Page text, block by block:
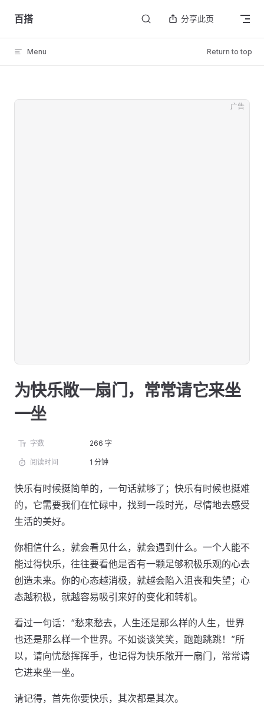
Skip to content
百搭 分享此页
Menu Return to top
广告
为快乐敞一扇门，常常请它来坐
一坐
字数 266 字
阅读时间 1 分钟
快乐有时候挺简单的，一句话就够了；快乐有时候也挺难
的，它需要我们在忙碌中，找到一段时光，尽情地去感受
生活的美好。
你相信什么，就会看见什么，就会遇到什么。一个人能不
能过得快乐，往往要看他是否有一颗足够积极乐观的心去
创造未来。你的心态越消极，就越会陷入沮丧和失望；心
态越积极，就越容易吸引来好的变化和转机。
看过一句话：“愁来愁去，人生还是那么样的人生，世界
也还是那么样一个世界。不如谈谈笑笑，跑跑跳跳！”所
以，请向忧愁挥挥手，也记得为快乐敞开一扇门，常常请
它进来坐一坐。
请记得，首先你要快乐，其次都是其次。